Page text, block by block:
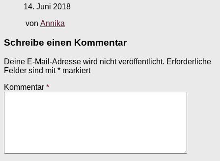
14. Juni 2018
von Annika
Schreibe einen Kommentar
Deine E-Mail-Adresse wird nicht veröffentlicht. Erforderliche
Felder sind mit* markiert
Kommentar *